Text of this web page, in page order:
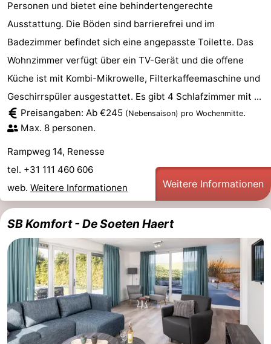
Personen und bietet eine behindertengerechte
Ausstattung. Die Böden sind barrierefrei und im
Badezimmer befindet sich eine angepasste Toilette. Das
Wohnzimmer verfügt über ein TV-Gerät und die offene
Küche ist mit Kombi-Mikrowelle, Filterkaffeemaschine und
Geschirrspüler ausgestattet. Es gibt 4 Schlafzimmer mit ...
Preisangaben: Ab €245 (Nebensaison) pro Wochenmitte.
Max. 8 personen.
Rampweg 14, Renesse
tel. +31 111 460 606
web. Weitere Informationen Weitere Informationen
SB Komfort - De Soeten Haert